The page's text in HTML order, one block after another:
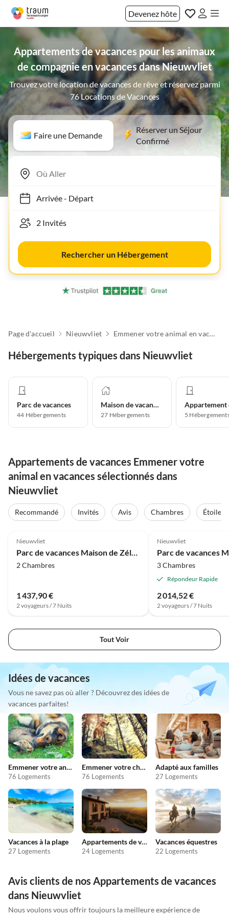
Devenez hôte
Appartements de vacances pour les animaux
de compagnie en vacances dans Nieuwvliet
Trouvez votre location de vacances de rêve et réservez parmi
76 Locations de Vacances
Faire une Demande
Réserver un Séjour
Confirmé
Arrivée- Départ
Rechercher un Hébergement
Page d'accueil Nieuwvliet Emmener votre animal en vacances
Hébergements typiques dans Nieuwvliet
Parc de vacances
44 Hébergements
Maison de vacances
27 Hébergements 5
Appartements de vacances Emmener votre
animal en vacances sélectionnés dans
Nieuwvliet
Recommandé Invités Avis Chambres
Étoiles
Nieuwvliet
2 Chambres
1 437,90 €
2 voyageurs / 7 Nuits
Nieuwvliet
3 Chambres
Répondeur Rapide
2 014,52 €
2 voyageurs / 7 Nuits
Tout Voir
Idées de vacances
Vous ne savez pas où aller ? Découvrez des idées de
vacances parfaites!
Emmener votre animal en vacances
76 Logements
Emmener votre chien en vacances
76 Logements
Adapté aux familles
27 Logements
Vacances à la plage
27 Logements
Appartements de vacances pas chers
24 Logements
Vacances équestres
22 Logements
Avis clients de nos Appartements de vacances
dans Nieuwvliet
Nous voulons vous offrir toujours la meilleure expérience de